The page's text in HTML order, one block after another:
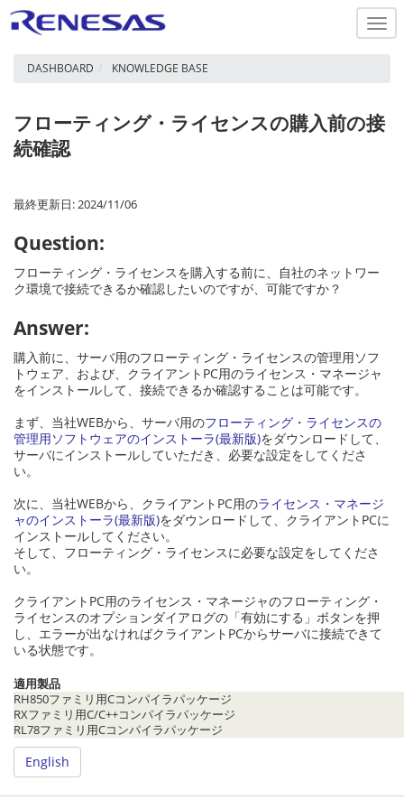
DASHBOARD KNOWLEDGE BASE
フローティング・ライセンスの購入前の接
続確認
最終更新日: 2024/11/06
Question:
フローティング・ライセンスを購入する前に、自社のネットワー
ク環境で接続できるか確認したいのですが、可能ですか？
Answer:
購入前に、サーバ用のフローティング・ライセンスの管理用ソフ
トウェア、および、クライアントPC用のライセンス・マネージャ
をインストールして、接続できるか確認することは可能です。
まず、当社WEBから、サーバ用のフローティング・ライセンスの
管理用ソフトウェアのインストーラ(最新版)をダウンロードして、
サーバにインストールしていただき、必要な設定をしてくださ
い。
次に、当社WEBから、クライアントPC用のライセンス・マネージ
ャのインストーラ(最新版)をダウンロードして、クライアントPCに
インストールしてください。
そして、フローティング・ライセンスに必要な設定をしてくださ
い。
クライアントPC用のライセンス・マネージャのフローティング・
ライセンスのオプションダイアログの「有効にする」ボタンを押
し、エラーが出なければクライアントPCからサーバに接続できて
いる状態です。
適用製品
RH850ファミリ用Cコンパイラパッケージ
RXファミリ用C/C++コンパイラパッケージ
RL78ファミリ用Cコンパイラパッケージ
English